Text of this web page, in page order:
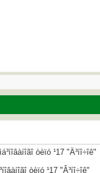
òèïó ¹17 "Â³íî÷îê"
òèïó ¹17 "Â³íî÷îê"